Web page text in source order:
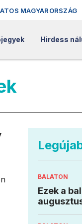
MAGYARORSZÁG
Hirdess
BALATON
Ezek a